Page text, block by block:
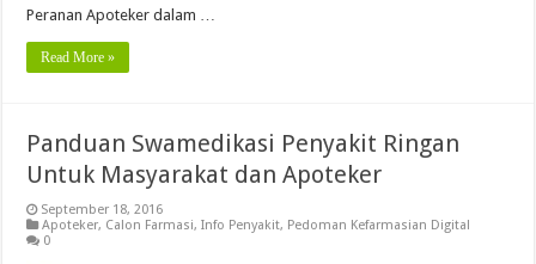
Peranan Apoteker dalam …
Read More »
Panduan Swamedikasi Penyakit Ringan
Untuk Masyarakat dan Apoteker
September 18, 2016
Apoteker, Calon Farmasi,Info Penyakit, Pedoman Kefarmasian Digital
0